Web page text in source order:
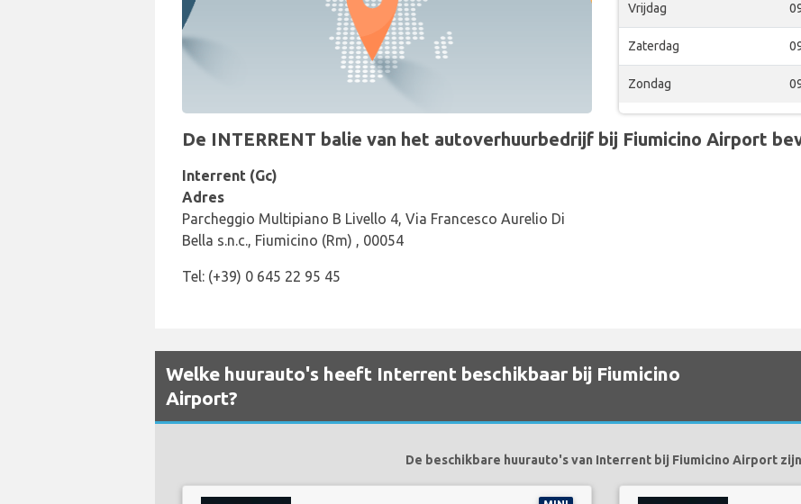
Vrijdag
Zaterdag
Zondag
De INTERRENT balie van het autoverhuurbedrijf bij Fiumicino Airport
Interrent (Gc)
Adres
Parcheggio Multipiano B Livello 4, Via Francesco Aurelio Di
Bella s.n.c., Fiumicino (Rm) , 00054
Tel: (+39) 0 645 22 95 45
Welke huurauto's heeft Interrent beschikbaar bij Fiumicino
Airport?
De beschikbare huurauto's van Interrent bij Fiumicino Airport